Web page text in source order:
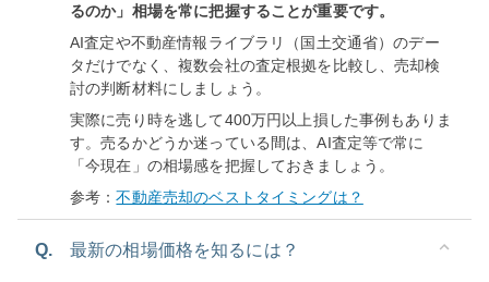
るのか」相場を常に把握することが重要です。
AI査定や不動産情報ライブラリ（国土交通省）のデー
タだけでなく、複数会社の査定根拠を比較し、売却検
討の判断材料にしましょう。
実際に売り時を逃して400万円以上損した事例もありま
す。売るかどうか迷っている間は、AI査定等で常に
「今現在」の相場感を把握しておきましょう。
参考：不動産売却のベストタイミングは？
Q. 最新の相場価格を知るには？